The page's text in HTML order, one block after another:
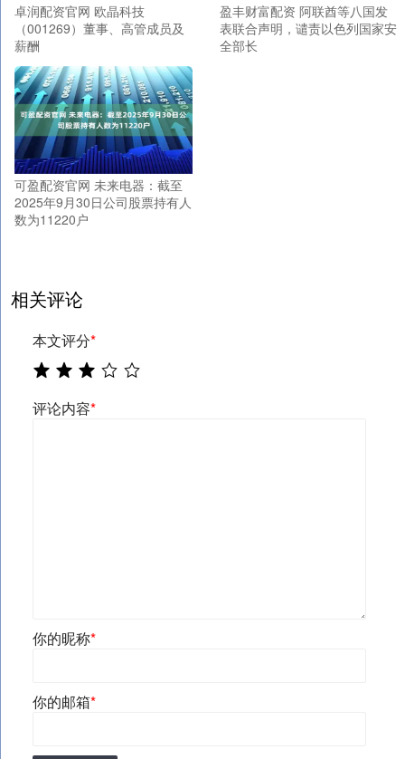
卓润配资官网 欧晶科技
（001269）董事、高管成员及
薪酬
盈丰财富配资 阿联酋等八国发
表联合声明，谴责以色列国家安
全部长
可盈配资官网 未来电器：截至
2025年9月30日公司股票持有人
数为11220户
相关评论
本文评分*
评论内容*
你的昵称*
你的邮箱*